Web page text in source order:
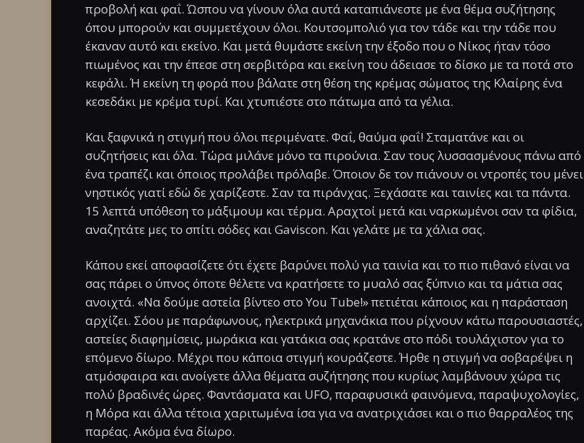
προβολή και φαΐ. Ώσπου να γίνουν όλα αυτά καταπιάνεστε με ένα θέμα συζήτησης
όπου μπορούν και συμμετέχουν όλοι. Κουτσομπολιό για τον τάδε και την τάδε που
έκαναν αυτό και εκείνο. Και μετά θυμάστε εκείνη την έξοδο που ο Νίκος ήταν τόσο
πιωμένος και την έπεσε στη σερβιτόρα και εκείνη του άδειασε το δίσκο με τα ποτά στο
κεφάλι. Ή εκείνη τη φορά που βάλατε στη θέση της κρέμας σώματος της Κλαίρης ένα
κεσεδάκι με κρέμα τυρί. Και χτυπιέστε στο πάτωμα από τα γέλια.
Και ξαφνικά η στιγμή που όλοι περιμένατε. Φαΐ, θαύμα φαΐ! Σταματάνε και οι
συζητήσεις και όλα. Τώρα μιλάνε μόνο τα πιρούνια. Σαν τους λυσσασμένους πάνω από
ένα τραπέζι και όποιος προλάβει πρόλαβε. Όποιον δε τον πιάνουν οι ντροπές του μένει
νηστικός γιατί εδώ δε χαρίζεστε. Σαν τα πιράνχας. Ξεχάσατε και ταινίες και τα πάντα.
15 λεπτά υπόθεση το μάξιμουμ και τέρμα. Αραχτοί μετά και ναρκωμένοι σαν τα φίδια,
αναζητάτε μες το σπίτι σόδες και Gaviscon. Και γελάτε με τα χάλια σας.
Κάπου εκεί αποφασίζετε ότι έχετε βαρύνει πολύ για ταινία και το πιο πιθανό είναι να
σας πάρει ο ύπνος όποτε θέλετε να κρατήσετε το μυαλό σας ξύπνιο και τα μάτια σας
ανοιχτά. «Να δούμε αστεία βίντεο στο You Tube!» πετιέται κάποιος και η παράσταση
αρχίζει. Σόου με παράφωνους, ηλεκτρικά μηχανάκια που ρίχνουν κάτω παρουσιαστές,
αστείες διαφημίσεις, μωράκια και γατάκια σας κρατάνε στο πόδι τουλάχιστον για το
επόμενο δίωρο. Μέχρι που κάποια στιγμή κουράζεστε. Ήρθε η στιγμή να σοβαρέψει η
ατμόσφαιρα και ανοίγετε άλλα θέματα συζήτησης που κυρίως λαμβάνουν χώρα τις
πολύ βραδινές ώρες. Φαντάσματα και UFO, παραφυσικά φαινόμενα, παραψυχολογίες,
η Μόρα και άλλα τέτοια χαριτωμένα ίσα για να ανατριχιάσει και ο πιο θαρραλέος της
παρέας. Ακόμα ένα δίωρο.